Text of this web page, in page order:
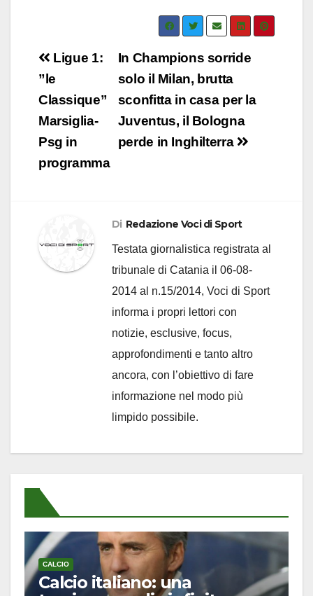
Navigazione
articoli
In Champions sorride
solo il Milan, brutta
sconfitta in casa per la
Juventus, il Bologna
perde in Inghilterra
Ligue 1:
”le
Classique”
Marsiglia-
Psg in
programma
Di Redazione Voci di Sport
Testata giornalistica registrata al
tribunale di Catania il 06-08-
2014 al n.15/2014, Voci di Sport
informa i propri lettori con
notizie, esclusive, focus,
approfondimenti e tanto altro
ancora, con l’obiettivo di fare
informazione nel modo più
limpido possibile.
CALCIO
Calcio italiano: una